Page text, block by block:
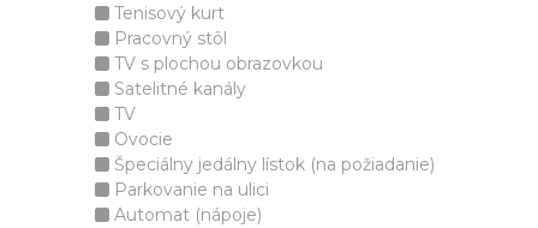
Tenisový kurt
Pracovný stôl
TV s plochou obrazovkou
Satelitné kanály
TV
Ovocie
Špeciálny jedálny lístok (na požiadanie)
Parkovanie na ulici
Automat (nápoje)